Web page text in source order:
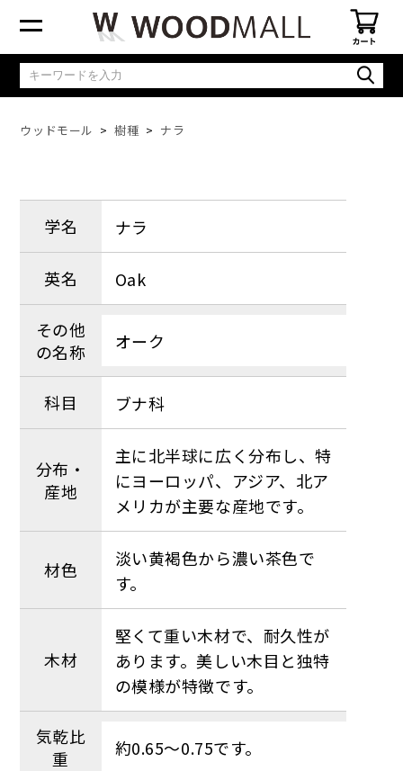
ウッドモール 樹種 ナラ
学名 ナラ
英名 Oak
その他
の名称
オーク
科目 ブナ科
分布・
産地
主に北半球に広く分布し、特
にヨーロッパ、アジア、北ア
メリカが主要な産地です。
材色
淡い黄褐色から濃い茶色で
す。
木材
堅くて重い木材で、耐久性が
あります。美しい木目と独特
の模様が特徴です。
気乾比
重
約0.65〜0.75です。